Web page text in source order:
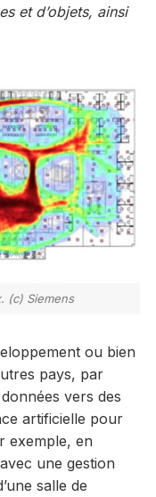
et d’objets, ainsi
(c) Siemens
ou bien
pays, par
vers des
artificielle pour
exemple, en
une gestion
salle de